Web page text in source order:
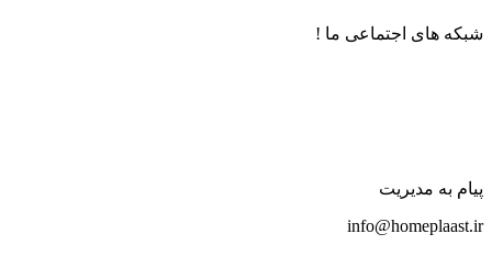
شبکه های اجتماعی ما !
پیام به مدیریت
info@homeplaast.ir